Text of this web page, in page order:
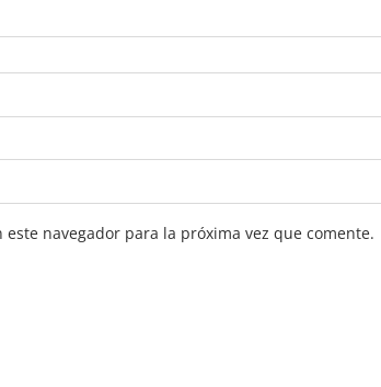
navegador para la próxima vez que comente.